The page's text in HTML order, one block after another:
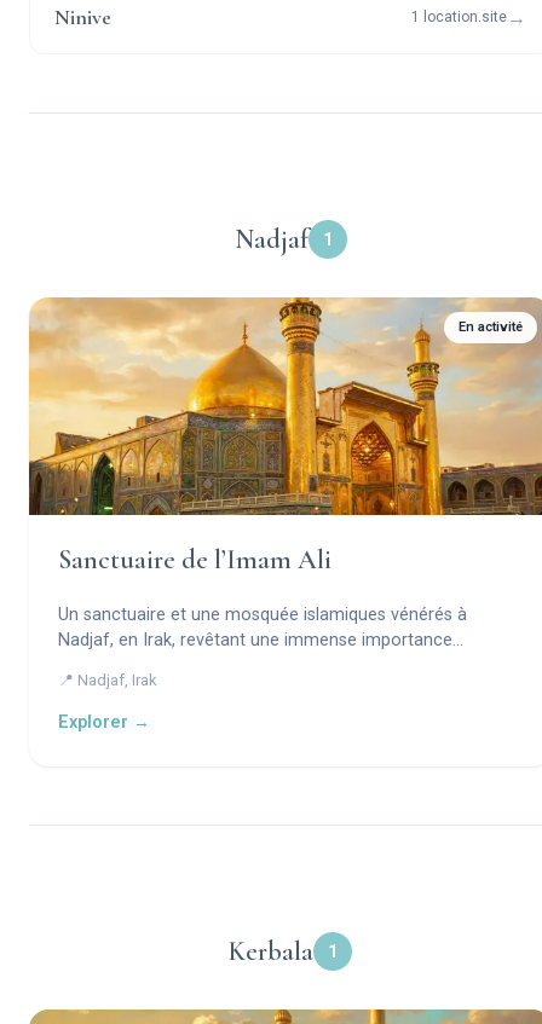
Ninive 1 location.site →
Nadjaf 1
En activité
Sanctuaire de l’Imam Ali
Un sanctuaire et une mosquée islamiques vénérés à
Nadjaf, en Irak, revêtant une immense importance
📍 Nadjaf, Irak
Explorer →
Kerbala 1